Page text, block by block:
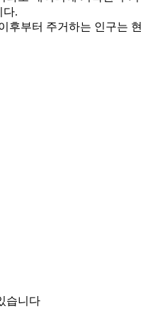
다.
후부터 주거하는 인구는 현
습니다